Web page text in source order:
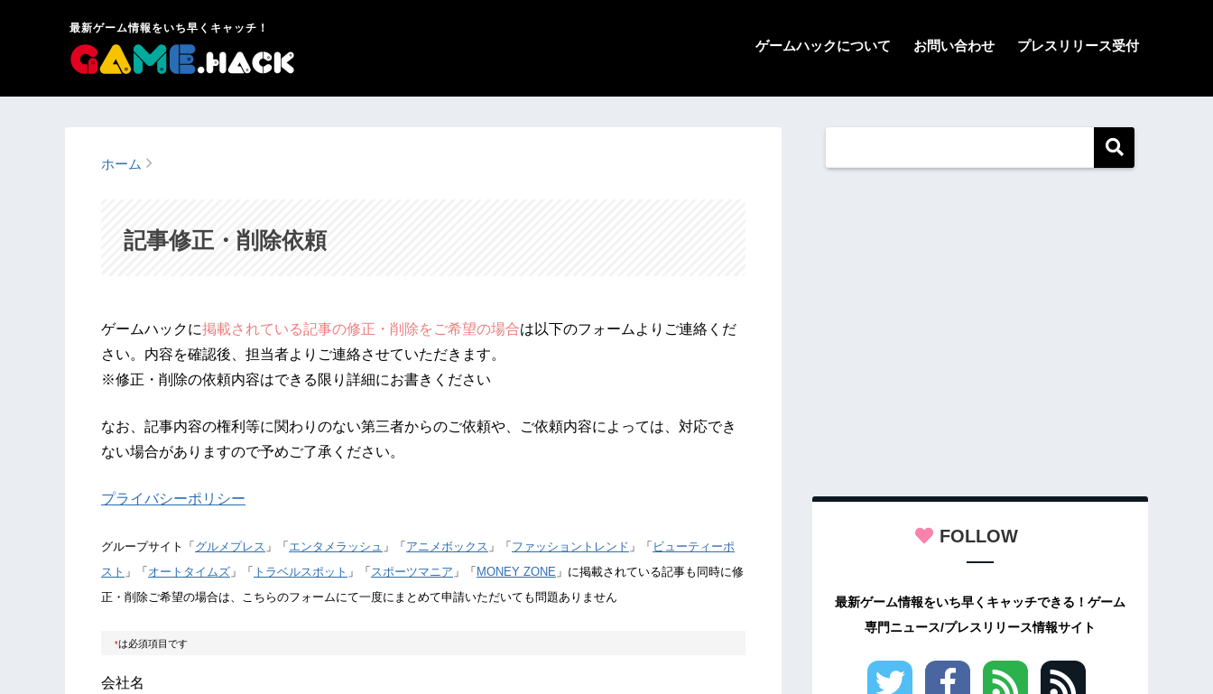
最新ゲーム情報をいち早くキャッチ！
ゲームハックについて お問い合わせ プレスリリース受付
ホーム
記事修正・削除依頼
ゲームハックに掲載されている記事の修正・削除をご希望の場合は以下のフォームよりご連絡くだ
さい。内容を確認後、担当者よりご連絡させていただきます。
※修正・削除の依頼内容はできる限り詳細にお書きください
なお、記事内容の権利等に関わりのない第三者からのご依頼や、ご依頼内容によっては、対応でき
ない場合がありますので予めご了承ください。
プライバシーポリシー
グループサイト「 グルメプレス 」「 エンタメラッシュ 」「 アニメボックス 」「 ファッショントレンド 」「 ビューティーポ
スト 」「 オートタイムズ 」「 トラベルスポット 」「 スポーツマニア 」「 MONEY ZONE 」に掲載されている記事も同時に修
正・削除ご希望の場合は、こちらのフォームにて一度にまとめて申請いただいても問題ありません
*は必須項目です
会社名
FOLLOW
最新ゲーム情報をいち早くキャッチできる！ゲーム
専門ニュース/プレスリリース情報サイト